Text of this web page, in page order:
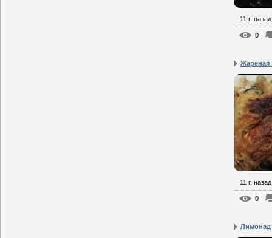
11 г. назад
0
Жареная
11 г. назад
0
Лимонад